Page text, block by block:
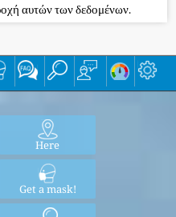
αυτών των δεδομένων.
Here
Get a mask!